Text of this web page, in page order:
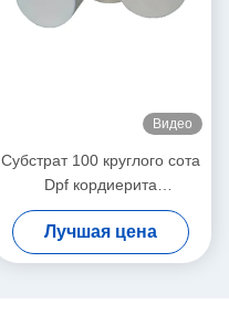
Видео
Субстрат 100 круглого сота
Dpf кордиерита
керамический плотность
200 клеток CPSI
Лучшая цена